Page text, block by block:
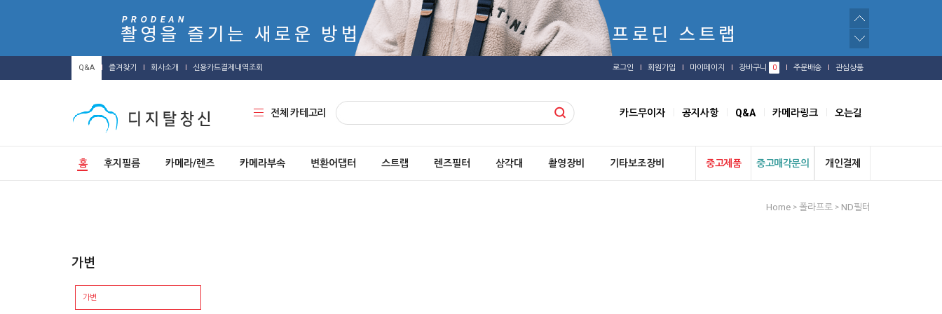
Q&A 즐겨찾기 회사소개 신용카드결제내역조회 로그인 회원가입 마이페이지 장바구니 0 주문배송 관심상품
전체 카테고리 카드무이자 공지사항 Q&A 카메라링크 오는길
홈 후지필름 카메라/렌즈 카메라부속 변환어댑터 스트랩 렌즈필터 삼각대 촬영장비 기타보조장비 중고제품 중고매각문의 개인결제
Home > 폴라프로 > ND필터
가변
가변